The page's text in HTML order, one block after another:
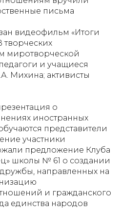
письма
видеофильм «Итоги
творческих
миротворческой
и учащиеся
Михина; активисты
о
иностранных
представители
участники
предложение Клуба
школы № 61 о создании
направленных на
и гражданского
единства народов